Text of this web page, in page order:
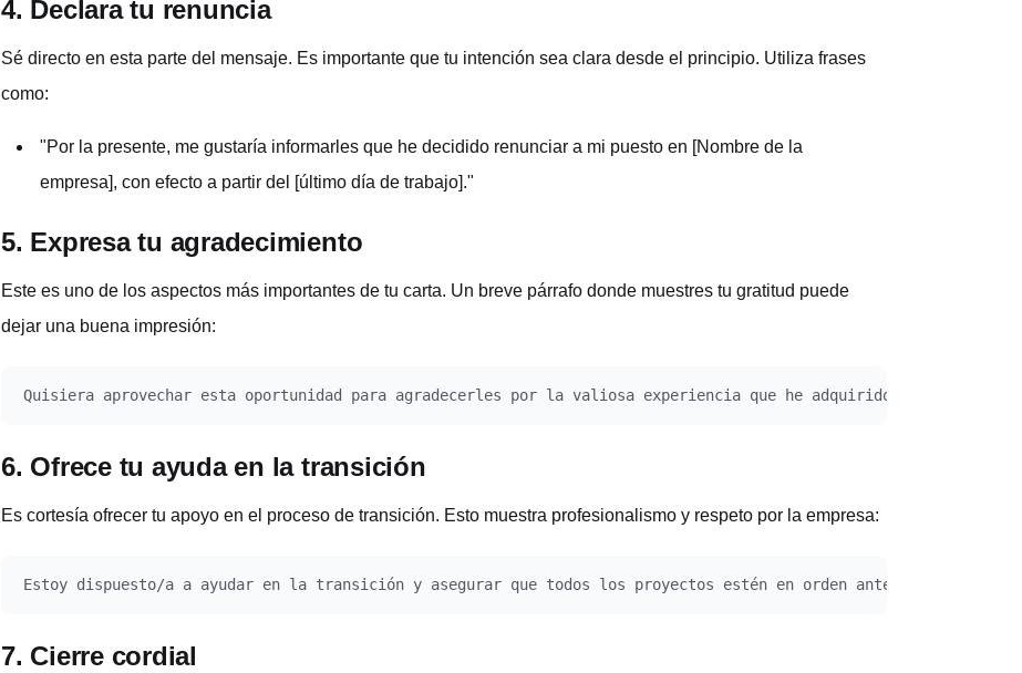
4. Declara tu renuncia
Sé directo en esta parte del mensaje. Es importante que tu intención sea clara desde el principio. Utiliza frases
como:
"Por la presente, me gustaría informarles que he decidido renunciar a mi puesto en [Nombre de la
empresa], con efecto a partir del [último día de trabajo]."
5. Expresa tu agradecimiento
Este es uno de los aspectos más importantes de tu carta. Un breve párrafo donde muestres tu gratitud puede
dejar una buena impresión:
6. Ofrece tu ayuda en la transición
Es cortesía ofrecer tu apoyo en el proceso de transición. Esto muestra profesionalismo y respeto por la empresa:
7. Cierre cordial